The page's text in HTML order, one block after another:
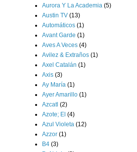
Aurora Y La Academia (5)
Austin TV (13)
Automáticos (1)
Avant Garde (1)
Aves A Veces (4)
Avilez & Extraños (1)
Axel Catalán (1)
Axis (3)
Ay María (1)
Ayer Amarillo (1)
Azcatl (2)
Azote; El (4)
Azul Violeta (12)
Azzor (1)
B4 (3)